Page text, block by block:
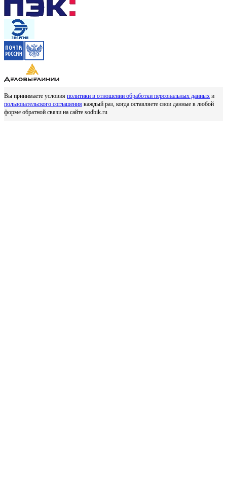
Вы принимаете условия политики в отношении обработки персональных данных и
пользовательского соглашения каждый раз, когда оставляете свои данные в любой
форме обратной связи на сайте sodbik.ru